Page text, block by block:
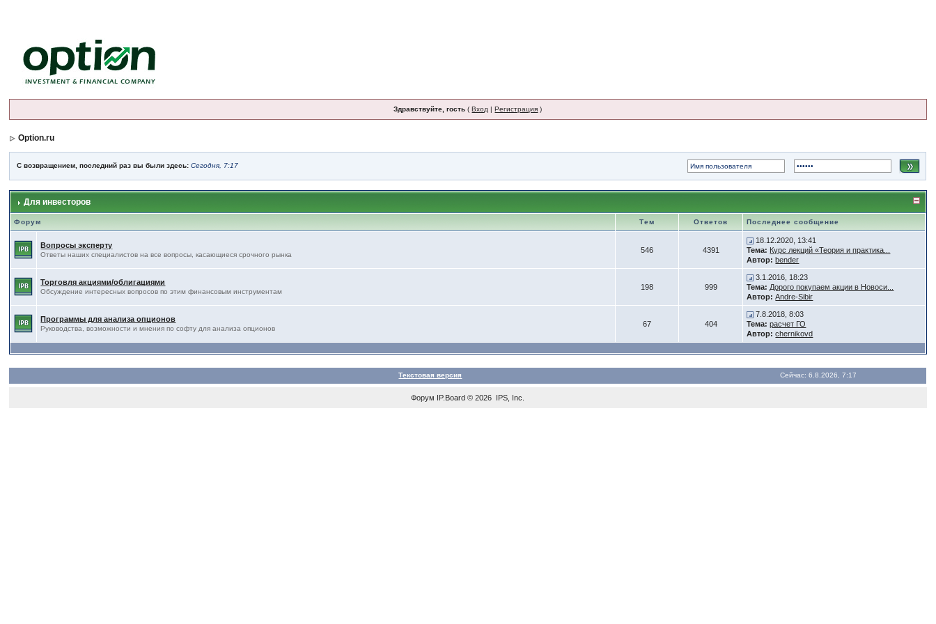
Здравствуйте, гость (Вход |Регистрация )
Option.ru
С возвращением, последний раз вы были здесь:Сегодня, 7:17
Для инвесторов
Форум Тем Ответов Последнее сообщение
Вопросы эксперту
Ответы наших специалистов на все вопросы, касающиеся срочного рынка
546 4391
18.12.2020, 13:41
Тема: Курс лекций «Теория и практика...
Автор: bender
Торговля акциями/облигациями
Обсуждение интересных вопросов по этим финансовым инструментам
198 999
3.1.2016, 18:23
Тема: Дорого покупаем акции в Новоси...
Автор: Andre-Sibir
Программы для анализа опционов
Руководства, возможности и мнения по софту для анализа опционов
67 404
7.8.2018, 8:03
Тема: расчет ГО
Автор: chernikovd
Текстовая версия Сейчас: 6.8.2026, 7:17
Форум IP.Board © 2026 IPS, Inc